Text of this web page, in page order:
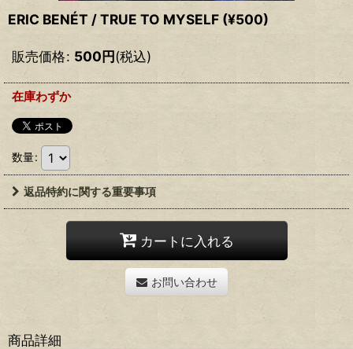
ERIC BENÉT / TRUE TO MYSELF (¥500)
販売価格: 500円(税込)
在庫わずか
数量:
返品特約に関する重要事項
カートに入れる
お問い合わせ
商品詳細